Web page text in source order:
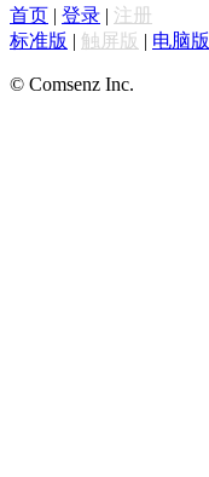
首页 | 登录 | 注册
标准版 | 触屏版 | 电脑版
© Comsenz Inc.